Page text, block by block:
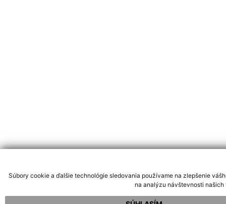
Súbory cookie a ďalšie technológie sledovania používame na zlepšenie
na analýzu návštevnosti